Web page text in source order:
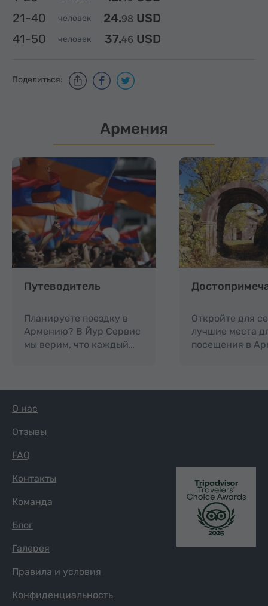
21-40
человек 24.98 USD
41-50
человек 37.46 USD
Поделиться:
Армения
Путеводитель
Планируете поездку в
Армению? В Йур Сервис
мы верим, что каждый…
Откройте для
лучшие места
посещения в
О нас
Отзывы
FAQ
Контакты
Команда
Блог
Галерея
Правила и условия
Конфиденциальность